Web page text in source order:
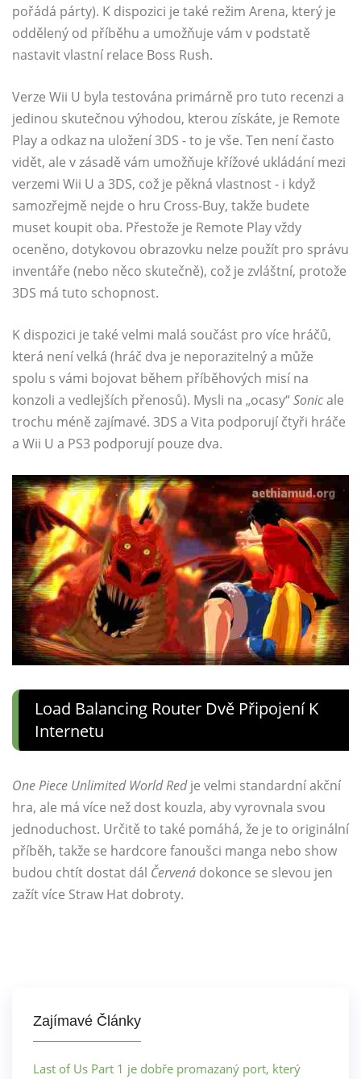
pořádá párty). K dispozici je také režim Arena, který je
oddělený od příběhu a umožňuje vám v podstatě
nastavit vlastní relace Boss Rush.
Verze Wii U byla testována primárně pro tuto recenzi a
jedinou skutečnou výhodou, kterou získáte, je Remote
Play a odkaz na uložení 3DS - to je vše. Ten není často
vidět, ale v zásadě vám umožňuje křížové ukládání mezi
verzemi Wii U a 3DS, což je pěkná vlastnost - i když
samozřejmě nejde o hru Cross-Buy, takže budete
muset koupit oba. Přestože je Remote Play vždy
oceněno, dotykovou obrazovku nelze použít pro správu
inventáře (nebo něco skutečně), což je zvláštní, protože
3DS má tuto schopnost.
K dispozici je také velmi malá součást pro více hráčů,
která není velká (hráč dva je neporazitelný a může
spolu s vámi bojovat během příběhových misí na
konzoli a vedlejších přenosů). Mysli na „ocasy“Sonicale
trochu méně zajímavé. 3DS a Vita podporují čtyři hráče
a Wii U a PS3 podporují pouze dva.
Load Balancing Router Dvě Připojení K
Internetu
One Piece Unlimited World Redje velmi standardní akční
hra, ale má více než dost kouzla, aby vyrovnala svou
jednoduchost. Určitě to také pomáhá, že je to originální
příběh, takže se hardcore fanoušci manga nebo show
budou chtít dostat dál Červená dokonce se slevou jen
zažít více Straw Hat dobroty.
Zajímavé Články
Last of Us Part 1 je dobře promazaný port, který